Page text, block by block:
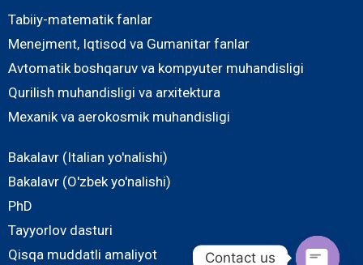
Tabiiy-matematik fanlar
Menejment, Iqtisod va Gumanitar fanlar
Avtomatik boshqaruv va kompyuter muhandisligi
Qurilish muhandisligi va arxitektura
Mexanik va aerokosmik muhandisligi
Bakalavr (Italian yo'nalishi)
Bakalavr (O'zbek yo'nalishi)
PhD
Tayyorlov dasturi
Qisqa muddatli amaliyot
Contact us